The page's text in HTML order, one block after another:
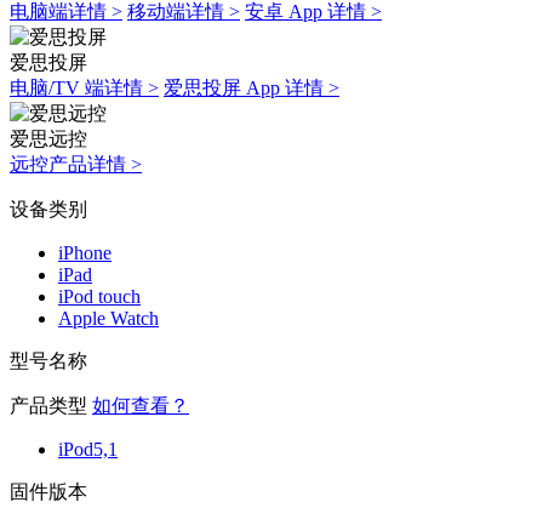
电脑端详情 > 移动端详情 > 安卓 App 详情 >
爱思投屏
电脑/TV 端详情 > 爱思投屏 App 详情 >
爱思远控
远控产品详情 >
设备类别
iPhone
iPad
iPod touch
Apple Watch
型号名称
产品类型 如何查看？
iPod5,1
固件版本